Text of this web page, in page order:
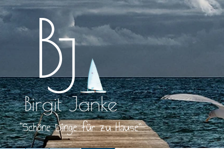
Zum
Inhalt
springen
Birgit Janke
Schöne Dinge für zu Hause